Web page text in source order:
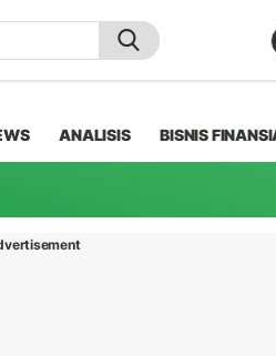
ANALISIS BISNIS